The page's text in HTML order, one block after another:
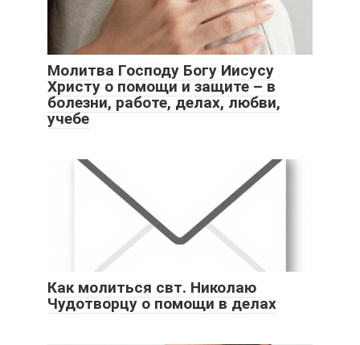
Молитва Господу Богу Иисусу
Христу о помощи и защите – в
болезни, работе, делах, любви,
учебе
Как молиться свт. Николаю
Чудотворцу о помощи в делах